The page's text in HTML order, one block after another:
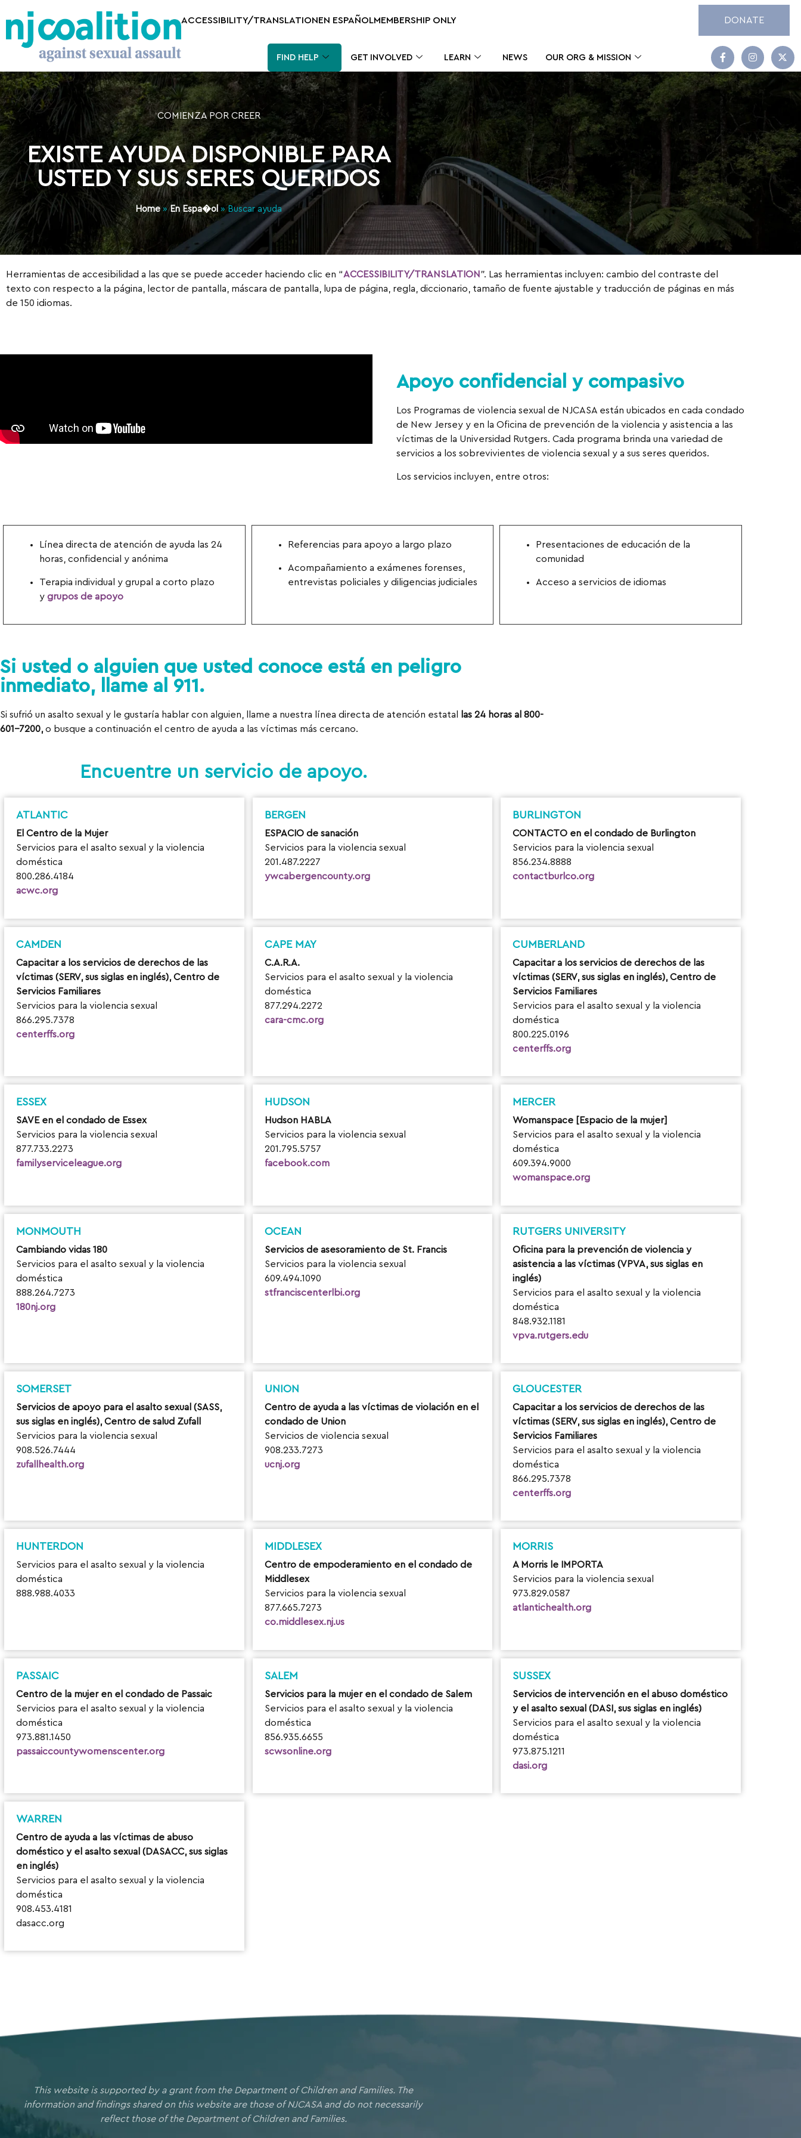
ACCESSIBILITY/TRANSLATIONEN ESPAÑOLMEMBERSHIP ONLY DONATE
FIND HELP GET INVOLVED LEARN NEWS OUR ORG & MISSION
COMIENZA POR CREER
EXISTE AYUDA DISPONIBLE PARA
USTED Y SUS SERES QUERIDOS
Home»En Espa�ol » Buscar ayuda
Herramientas de accesibilidad a las que se puede acceder haciendo clic en “ACCESSIBILITY/TRANSLATION ”. Las herramientas incluyen: cambio del contraste del
texto con respecto a la página, lector de pantalla, máscara de pantalla, lupa de página, regla, diccionario, tamaño de fuente ajustable y traducción de páginas en más
de 150 idiomas.
Apoyo confidencial y compasivo
Los Programas de violencia sexual de NJCASA están ubicados en cada condado
de New Jersey y en la Oficina de prevención de la violencia y asistencia a las
víctimas de la Universidad Rutgers. Cada programa brinda una variedad de
servicios a los sobrevivientes de violencia sexual y a sus seres queridos.
Los servicios incluyen, entre otros:
Línea directa de atención de ayuda las 24
horas, confidencial y anónima
Terapia individual y grupal a corto plazo
y grupos de apoyo
Referencias para apoyo a largo plazo
Acompañamiento a exámenes forenses,
entrevistas policiales y diligencias judiciales
Presentaciones de educación de la
comunidad
Acceso a servicios de idiomas
Si usted o alguien que usted conoce está en peligro
inmediato, llame al 911.
Si sufrió un asalto sexual y le gustaría hablar con alguien, llame a nuestra línea directa de atención estatal
las 24 horas al 800-
601-7200,o busque a continuación el centro de ayuda a las víctimas más cercano.
Encuentre un servicio de apoyo.
ATLANTIC
El Centro de la Mujer
Servicios para el asalto sexual y la violencia
doméstica
800.286.4184
acwc.org
BERGEN
ESPACIO de sanación
Servicios para la violencia sexual
201.487.2227
ywcabergencounty.org
BURLINGTON
CONTACTO en el condado de Burlington
Servicios para la violencia sexual
856.234.8888
contactburlco.org
CAMDEN
Capacitar a los servicios de derechos de las
víctimas (SERV, sus siglas en inglés), Centro de
Servicios Familiares
Servicios para la violencia sexual
866.295.7378
centerffs.org
CAPE MAY
C.A.R.A.
Servicios para el asalto sexual y la violencia
doméstica
877.294.2272
cara-cmc.org
CUMBERLAND
Capacitar a los servicios de derechos de las
víctimas (SERV, sus siglas en inglés), Centro de
Servicios Familiares
Servicios para el asalto sexual y la violencia
doméstica
800.225.0196
centerffs.org
ESSEX
SAVE en el condado de Essex
Servicios para la violencia sexual
877.733.2273
familyserviceleague.org
HUDSON
Hudson HABLA
Servicios para la violencia sexual
201.795.5757
facebook.com
MERCER
Womanspace [Espacio de la mujer]
Servicios para el asalto sexual y la violencia
doméstica
609.394.9000
womanspace.org
MONMOUTH
Cambiando vidas 180
Servicios para el asalto sexual y la violencia
doméstica
888.264.7273
180nj.org
OCEAN
Servicios de asesoramiento de St. Francis
Servicios para la violencia sexual
609.494.1090
stfranciscenterlbi.org
RUTGERS UNIVERSITY
Oficina para la prevención de violencia y
asistencia a las víctimas (VPVA, sus siglas en
inglés)
Servicios para el asalto sexual y la violencia
doméstica
848.932.1181
vpva.rutgers.edu
SOMERSET
Servicios de apoyo para el asalto sexual (SASS,
sus siglas en inglés), Centro de salud Zufall
Servicios para la violencia sexual
908.526.7444
zufallhealth.org
UNION
Centro de ayuda a las víctimas de violación en el
condado de Union
Servicios de violencia sexual
908.233.7273
ucnj.org
GLOUCESTER
Capacitar a los servicios de derechos de las
víctimas (SERV, sus siglas en inglés), Centro de
Servicios Familiares
Servicios para el asalto sexual y la violencia
doméstica
866.295.7378
centerffs.org
HUNTERDON
Servicios para el asalto sexual y la violencia
doméstica
888.988.4033
MIDDLESEX
Centro de empoderamiento en el condado de
Middlesex
Servicios para la violencia sexual
877.665.7273
co.middlesex.nj.us
MORRIS
A Morris le IMPORTA
Servicios para la violencia sexual
973.829.0587
atlantichealth.org
PASSAIC
Centro de la mujer en el condado de Passaic
Servicios para el asalto sexual y la violencia
doméstica
973.881.1450
passaiccountywomenscenter.org
SALEM
Servicios para la mujer en el condado de Salem
Servicios para el asalto sexual y la violencia
doméstica
856.935.6655
scwsonline.org
SUSSEX
Servicios de intervención en el abuso doméstico
y el asalto sexual (DASI, sus siglas en inglés)
Servicios para el asalto sexual y la violencia
doméstica
973.875.1211
dasi.org
WARREN
Centro de ayuda a las víctimas de abuso
doméstico y el asalto sexual (DASACC, sus siglas
en inglés)
Servicios para el asalto sexual y la violencia
doméstica
908.453.4181
dasacc.org
This website is supported by a grant from the Department of Children and Families. The
information and findings shared on this website are those of NJCASA and do not necessarily
reflect those of the Department of Children and Families.